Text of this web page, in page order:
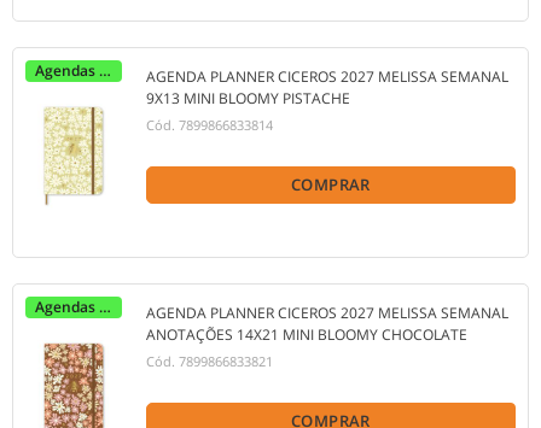
Agendas 2027
AGENDA PLANNER CICEROS 2027 MELISSA SEMANAL
9X13 MINI BLOOMY PISTACHE
Cód. 7899866833814
COMPRAR
Agendas 2027
AGENDA PLANNER CICEROS 2027 MELISSA SEMANAL
ANOTAÇÕES 14X21 MINI BLOOMY CHOCOLATE
Cód. 7899866833821
COMPRAR